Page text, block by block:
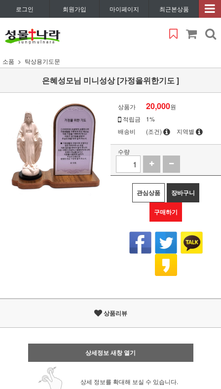
로그인 회원가입 마이페이지 최근본상품
소품 탁상용기도문
은혜성모님 미니성상 [가정을위한기도 ]
상품가 20,000원
적립금
1%
배송비
(조건) 지역별
수량
관심상품 장바구니
구매하기
상품리뷰
상세정보 새창 열기
상세 정보를 확대해 보실 수 있습니다.